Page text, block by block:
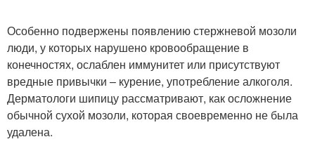
Особенно подвержены появлению стержневой мозоли
люди, у которых нарушено кровообращение в
конечностях, ослаблен иммунитет или присутствуют
вредные привычки – курение, употребление алкоголя.
Дерматологи шипицу рассматривают, как осложнение
обычной сухой мозоли, которая своевременно не была
удалена.